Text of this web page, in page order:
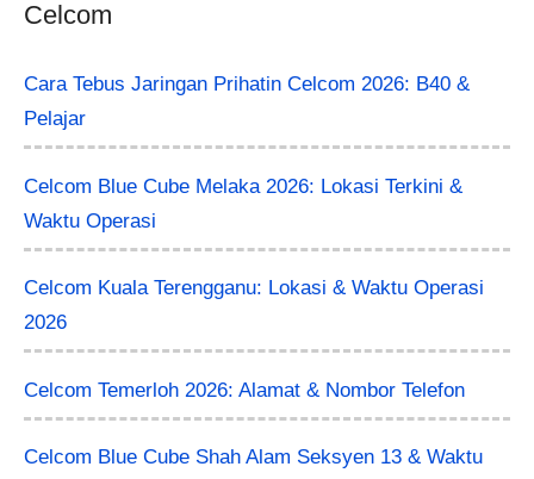
Celcom
Cara Tebus Jaringan Prihatin Celcom 2026: B40 &
Pelajar
Celcom Blue Cube Melaka 2026: Lokasi Terkini &
Waktu Operasi
Celcom Kuala Terengganu: Lokasi & Waktu Operasi
2026
Celcom Temerloh 2026: Alamat & Nombor Telefon
Celcom Blue Cube Shah Alam Seksyen 13 & Waktu